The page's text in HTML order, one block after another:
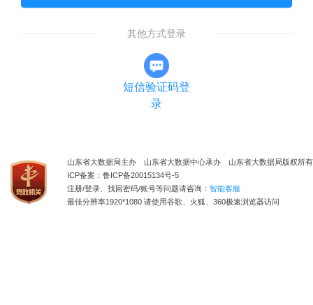
其他方式登录
短信验证码登
录
山东省大数据局主办 山东省大数据中心承办 山东省大数据局版权所有
ICP备案：鲁ICP备20015134号-5
注册/登录、找回密码/账号等问题请咨询： 智能客服
最佳分辨率1920*1080 请使用谷歌、火狐、360极速浏览器访问